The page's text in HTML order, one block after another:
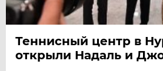
Теннисный центр в
открыли Надаль и